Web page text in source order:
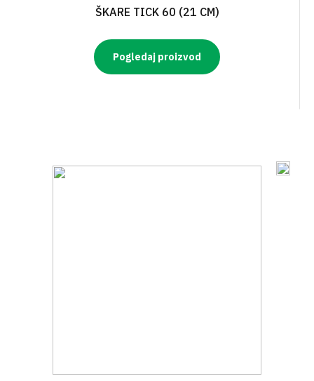
ŠKARE TICK 60 (21 CM)
Pogledaj proizvod